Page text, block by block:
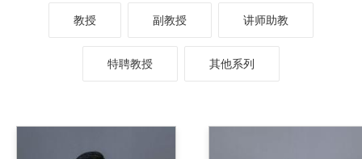
教授 副教授 讲师助教
特聘教授 其他系列